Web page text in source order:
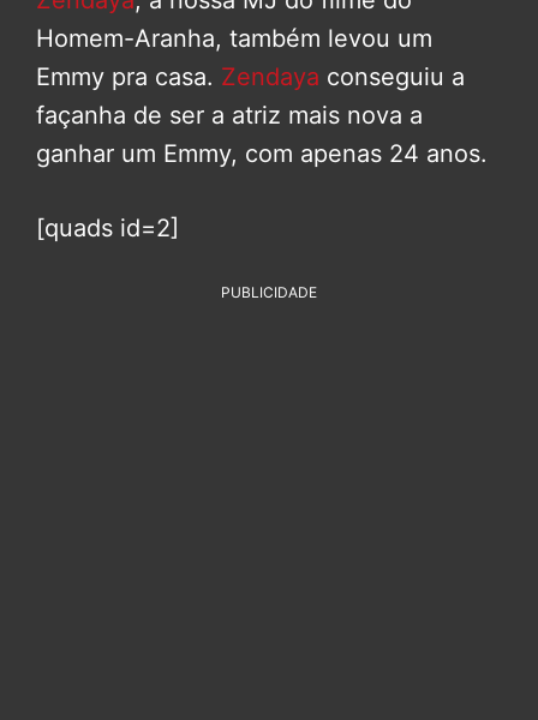
Homem-Aranha, também levou um
Emmy pra casa. Zendaya conseguiu a
façanha de ser a atriz mais nova a
ganhar um Emmy, com apenas 24 anos.
[quads id=2]
PUBLICIDADE